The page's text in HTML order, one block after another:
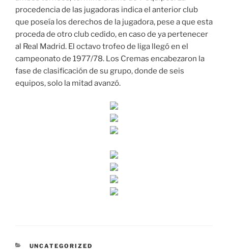
procedencia de las jugadoras indica el anterior club
que poseía los derechos de la jugadora, pese a que esta
proceda de otro club cedido, en caso de ya pertenecer
al Real Madrid. El octavo trofeo de liga llegó en el
campeonato de 1977/78. Los Cremas encabezaron la
fase de clasificación de su grupo, donde de seis
equipos, solo la mitad avanzó.
CATEGORÍAS
UNCATEGORIZED